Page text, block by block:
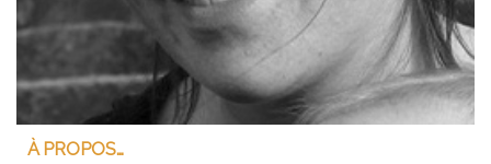
À PROPOS…